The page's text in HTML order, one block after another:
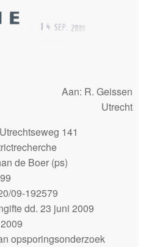
Aan: R. Geissen
Utrecht
141
de Boer (ps)
09-192579
dd. 23 juni 2009
opsporingsonderzoek